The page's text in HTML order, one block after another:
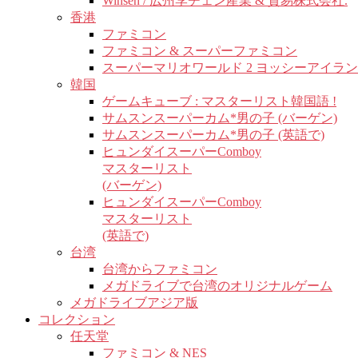
香港
ファミコン
ファミコン & スーパーファミコン
スーパーマリオワールド 2 ヨッシーアイラ
韓国
ゲームキューブ : マスターリスト韓国語 !
サムスンスーパーカム*男の子 (バーゲン)
サムスンスーパーカム*男の子 (英語で)
ヒュンダイスーパーComboy
マスターリスト
(バーゲン)
ヒュンダイスーパーComboy
マスターリスト
(英語で)
台湾
台湾からファミコン
メガドライブで台湾のオリジナルゲーム
メガドライブアジア版
コレクション
任天堂
ファミコン & NES